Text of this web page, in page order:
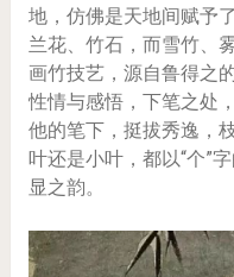
地，仿佛是天地间赋予
兰花、竹石，而雪竹、
画竹技艺，源自鲁得之
性情与感悟，下笔之处
他的笔下，挺拔秀逸，
叶还是小叶，都以“个”
显之韵。